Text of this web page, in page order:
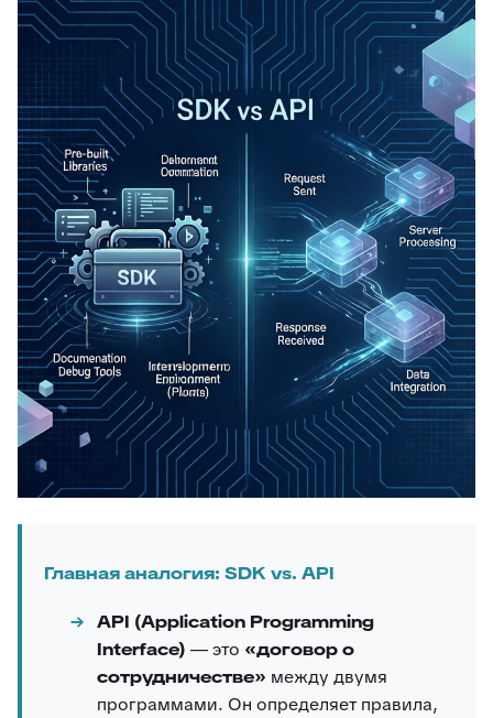
Главная аналогия: SDK vs. API
API (Application Programming
Interface) — это «договор о
сотрудничестве» между двумя
программами. Он определяет правила,